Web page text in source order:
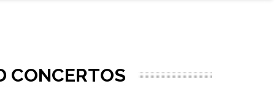
CONCERTOS